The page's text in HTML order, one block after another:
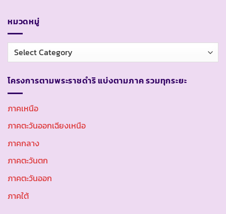
หมวดหมู่
หมวด
หมู่
โครงการตามพระราชดำริ แบ่งตามภาค รวมทุกระยะ
ภาคเหนือ
ภาคตะวันออกเฉียงเหนือ
ภาคกลาง
ภาคตะวันตก
ภาคตะวันออก
ภาคใต้